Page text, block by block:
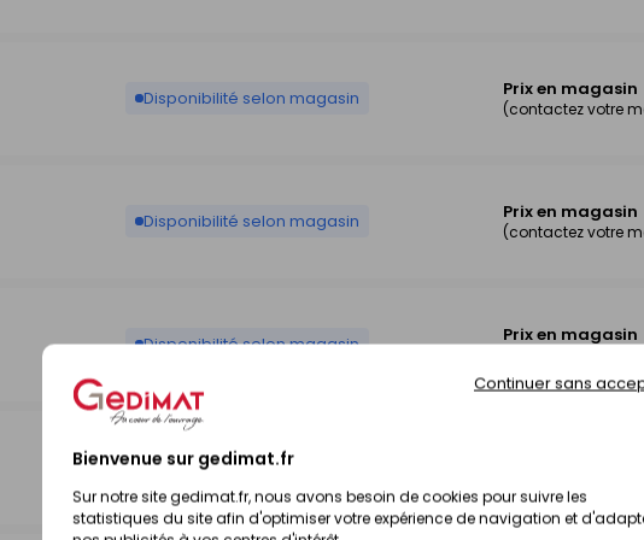
Bienvenue sur gedimat.fr
Sur notre site gedimat.fr, nous avons besoin de cookies pour suivre les
statistiques du site afin d'optimiser votre expérience de navigation et
Continuer sans
Disponibilité selon magasin Prix en magasin
(contactez votre
Disponibilité selon magasin Prix en magasin
(contactez votre
Disponibilité selon magasin Prix en magasin
(contactez votre
Disponibilité selon magasin